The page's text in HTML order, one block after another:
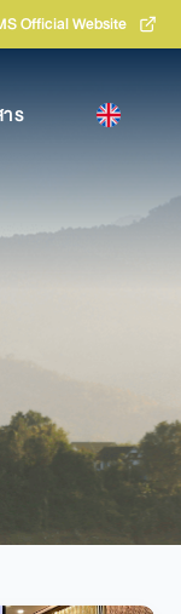
Official Website
ร